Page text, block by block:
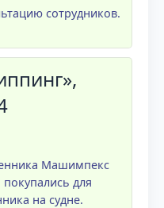
сотрудников.
Машимпекс
для
на судне.